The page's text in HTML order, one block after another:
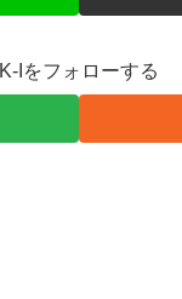
K-Iをフォローする